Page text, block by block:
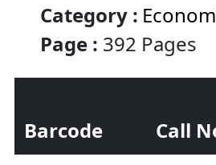
วัฒนธรรมและนโยบา
สถาบันวิจัยพหุศาสตร์
เชียงใหม่
Category :
Page : 392 Pages
Barcode Call